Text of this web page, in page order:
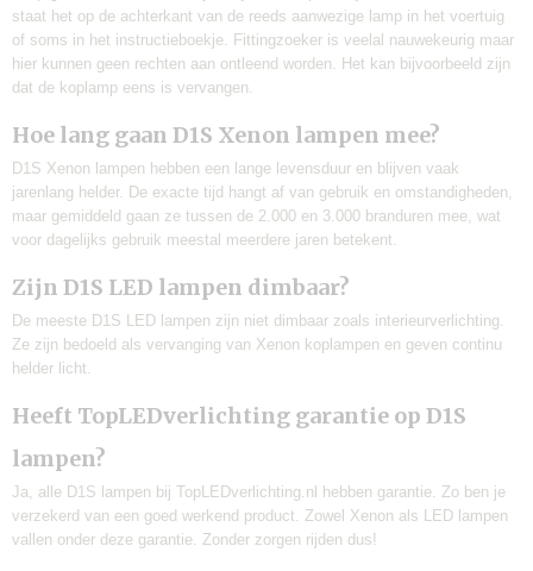
staat het op de achterkant van de reeds aanwezige lamp in het voertuig
of soms in het instructieboekje. Fittingzoeker is veelal nauwekeurig maar
hier kunnen geen rechten aan ontleend worden. Het kan bijvoorbeeld zijn
dat de koplamp eens is vervangen.
Hoe lang gaan D1S Xenon lampen mee?
D1S Xenon lampen hebben een lange levensduur en blijven vaak
jarenlang helder. De exacte tijd hangt af van gebruik en omstandigheden,
maar gemiddeld gaan ze tussen de 2.000 en 3.000 branduren mee, wat
voor dagelijks gebruik meestal meerdere jaren betekent.
Zijn D1S LED lampen dimbaar?
De meeste D1S LED lampen zijn niet dimbaar zoals interieurverlichting.
Ze zijn bedoeld als vervanging van Xenon koplampen en geven continu
helder licht.
Heeft TopLEDverlichting garantie op D1S
lampen?
Ja, alle D1S lampen bij TopLEDverlichting.nl hebben garantie. Zo ben je
verzekerd van een goed werkend product. Zowel Xenon als LED lampen
vallen onder deze garantie. Zonder zorgen rijden dus!